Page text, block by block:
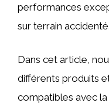
performances
sur terrain accidenté.
Dans cet article,
différents produits
compatibles avec la